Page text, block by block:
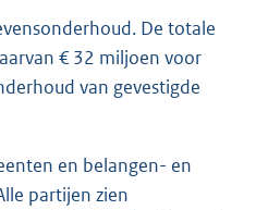
De totale
€ 32 miljoen voor
van gevestigde
en belangen- en
partijen zien